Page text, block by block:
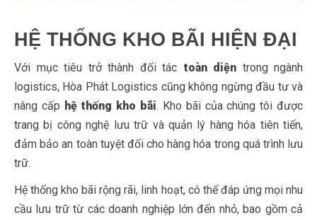
HỆ THỐNG KHO BÃI HIỆN ĐẠI
Với mục tiêu trở thành đối tác toàn diện trong ngành
logistics, Hòa Phát Logistics cũng không ngừng đầu tư và
nâng cấp hệ thống kho bãi. Kho bãi của chúng tôi được
trang bị công nghệ lưu trữ và quản lý hàng hóa tiên tiến,
đảm bảo an toàn tuyệt đối cho hàng hóa trong quá trình lưu
trữ.
Hệ thống kho bãi rộng rãi, linh hoạt, có thể đáp ứng mọi nhu
cầu lưu trữ từ các doanh nghiệp lớn đến nhỏ, bao gồm cả